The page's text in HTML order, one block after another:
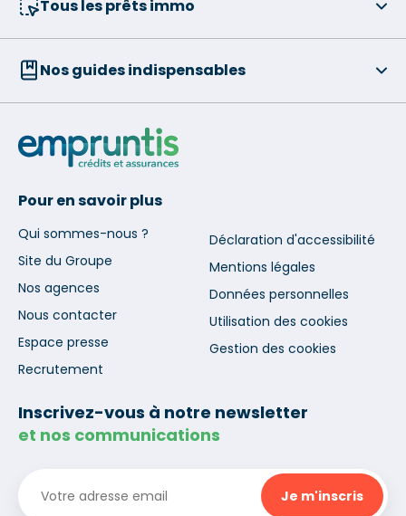
Tous les prêts immo
Nos guides indispensables
Pour en savoir plus
Qui sommes-nous ?
Site du Groupe
Nos agences
Nous contacter
Espace presse
Recrutement
Déclaration d'accessibilité
Mentions légales
Données personnelles
Utilisation des cookies
Gestion des cookies
Inscrivez-vous à notre newsletter
et nos communications